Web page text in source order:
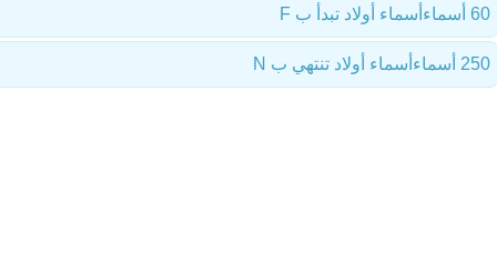
أسماء أولاد تبدأ ب F 60 أسماء
أسماء أولاد تنتهي ب N 250 أسماء